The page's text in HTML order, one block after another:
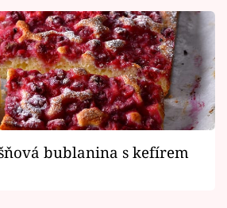
bublanina s kefírem